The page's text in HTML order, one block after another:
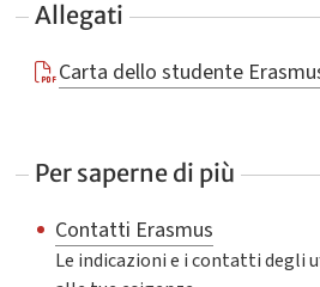
Allegati
Carta dello studente
Per saperne di più
Contatti Erasmus
Le indicazioni e i contatti degli